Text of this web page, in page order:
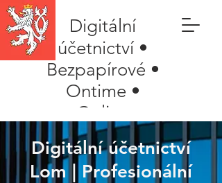
Digitální
účetnictví •
Bezpapírové •
Ontime •
Online
Digitální účetnictví
Lom | Profesionální